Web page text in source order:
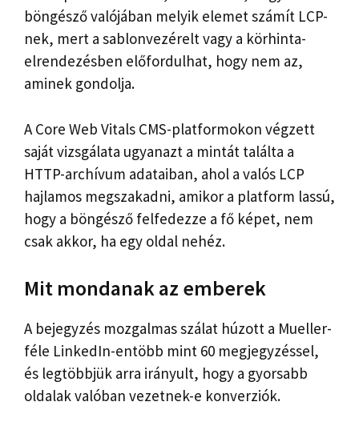
böngésző valójában melyik elemet számít LCP-
nek, mert a sablonvezérelt vagy a körhinta-
elrendezésben előfordulhat, hogy nem az,
aminek gondolja.
A Core Web Vitals CMS-platformokon végzett
saját vizsgálata ugyanazt a mintát találta a
HTTP-archívum adataiban, ahol a valós LCP
hajlamos megszakadni, amikor a platform lassú,
hogy a böngésző felfedezze a fő képet, nem
csak akkor, ha egy oldal nehéz.
Mit mondanak az emberek
A bejegyzés mozgalmas szálat húzott a Mueller-
féle LinkedIn-entöbb mint 60 megjegyzéssel,
és legtöbbjük arra irányult, hogy a gyorsabb
oldalak valóban vezetnek-e konverziók.